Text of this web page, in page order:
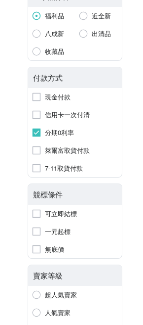
福利品
近全新
八成新
出清品
收藏品
付款方式
現金付款
信用卡一次付清
分期0利率
萊爾富取貨付款
7-11取貨付款
競標條件
可立即結標
一元起標
無底價
賣家等級
超人氣賣家
人氣賣家